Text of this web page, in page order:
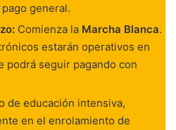
general.
Comienza la Marcha Blanca.
estarán operativos en
podrá seguir pagando con
de educación intensiva,
en el enrolamiento de